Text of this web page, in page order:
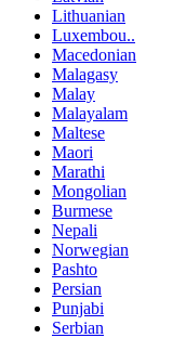
Lithuanian
Luxembou..
Macedonian
Malagasy
Malay
Malayalam
Maltese
Maori
Marathi
Mongolian
Burmese
Nepali
Norwegian
Pashto
Persian
Punjabi
Serbian